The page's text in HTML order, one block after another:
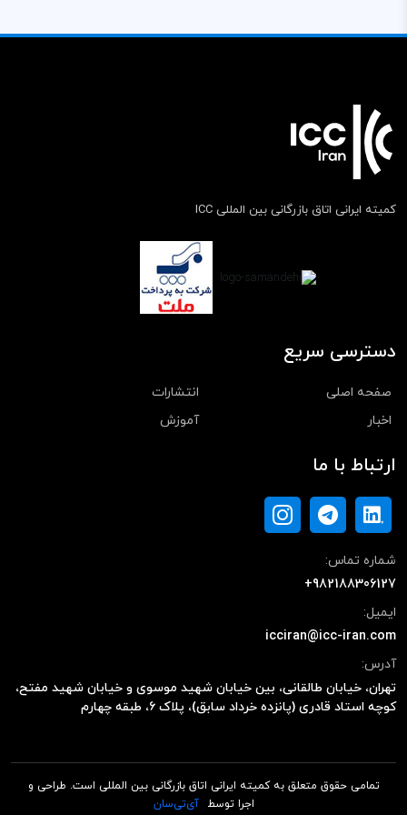
کمیته ایرانی اتاق بازرگانی بین المللی ICC
دسترسی سریع
صفحه اصلی
انتشارات
اخبار
آموزش
ارتباط با ما
شماره تماس:
+982188306127
ایمیل:
icciran@icc-iran.com
آدرس:
تهران، خیابان طالقانی، بین خیابان شهید موسوی و خیابان شهید مفتح،
کوچه استاد قادری (پانزده خرداد سابق)، پلاک ۶، طبقه چهارم
تمامی حقوق متعلق به کمیته ایرانی اتاق بازرگانی بین المللی است. طراحی و
اجرا توسط
آی‌تی‌سان